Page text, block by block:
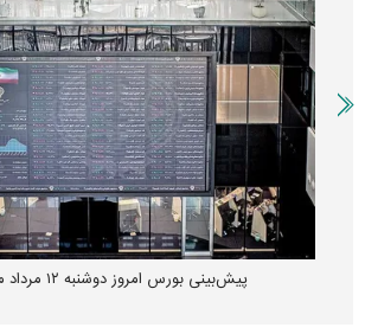
پیش‌بینی بورس امروز دوشنبه ۱۲ مرداد ماه ۱۴۰۵